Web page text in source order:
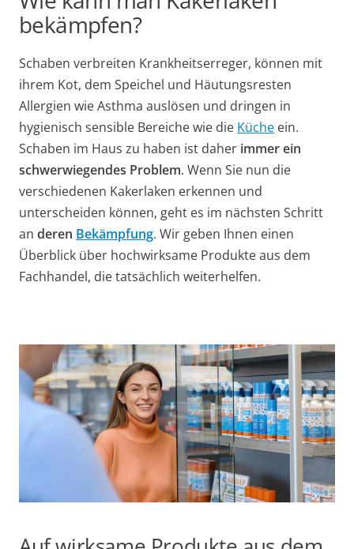
bekämpfen?
Schaben verbreiten Krankheitserreger, können mit
ihrem Kot, dem Speichel und Häutungsresten
Allergien wie Asthma auslösen und dringen in
hygienisch sensible Bereiche wie die Küche ein.
Schaben im Haus zu haben ist daher immer ein
schwerwiegendes Problem. Wenn Sie nun die
verschiedenen Kakerlaken erkennen und
unterscheiden können, geht es im nächsten Schritt
an deren Bekämpfung. Wir geben Ihnen einen
Überblick über hochwirksame Produkte aus dem
Fachhandel, die tatsächlich weiterhelfen.